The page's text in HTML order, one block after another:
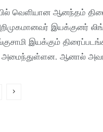
வெளியான ஆனந்தம்
இயக்குனர்
இயக்கும்
ஆனால்